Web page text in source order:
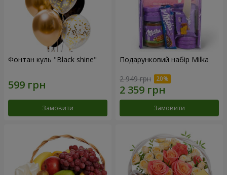
Фонтан куль "Black shine"
Замовити
Подарунковий набір Milka
2 949 грн
Замовити